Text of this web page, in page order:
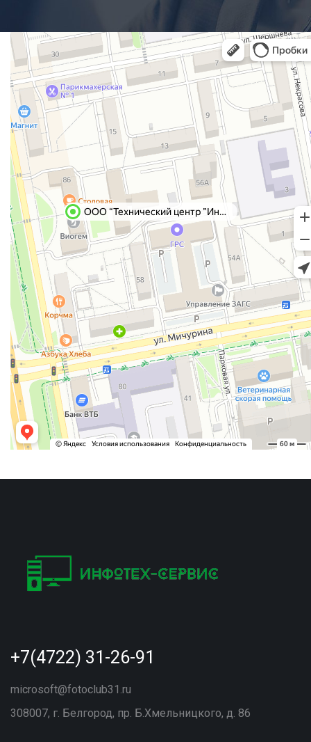
+7(4722) 31-26-91
microsoft@fotoclub31.ru
308007, г. Белгород, пр. Б.Хмельницкого, д. 86